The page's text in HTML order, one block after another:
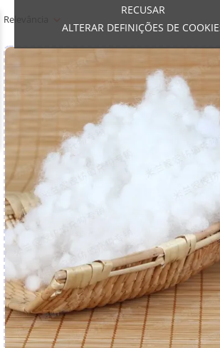
RECUSAR
ALTERAR DEFINIÇÕES DE
Relevância